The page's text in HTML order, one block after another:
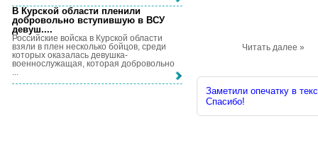
Читать далее »
Заметили опечатку в
Спасибо!
В Курской области пленили
добровольно вступившую в ВСУ
девуш....
Российские войска в Курской области
взяли в плен несколько бойцов, среди
которых оказалась девушка-
военнослужащая, которая добровольно
...